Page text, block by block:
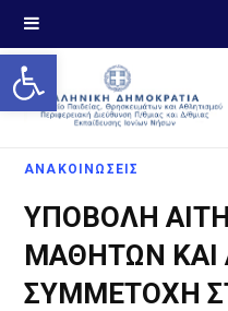
Open toolbar
ΑΝΑΚΟΙΝΩΣΕΙΣ
ΥΠΟΒΟΛΗ
ΜΑΘΗΤΩΝ ΚΑΙ
ΣΥΜΜΕΤΟΧΗ